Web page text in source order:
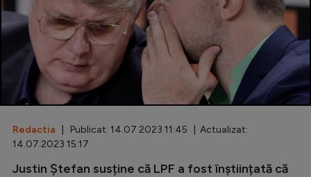
U21
Fotbal feminin
Special
Diverse
Inedit
Clasamente
Redactia | Publicat: 14.07.2023 11:45 | Actualizat:
14.07.2023 15:17
Justin Ștefan susține că LPF a fost înștiințată că